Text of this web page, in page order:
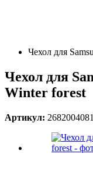
Чехол для
Чехол для
Winter forest
Артикул: